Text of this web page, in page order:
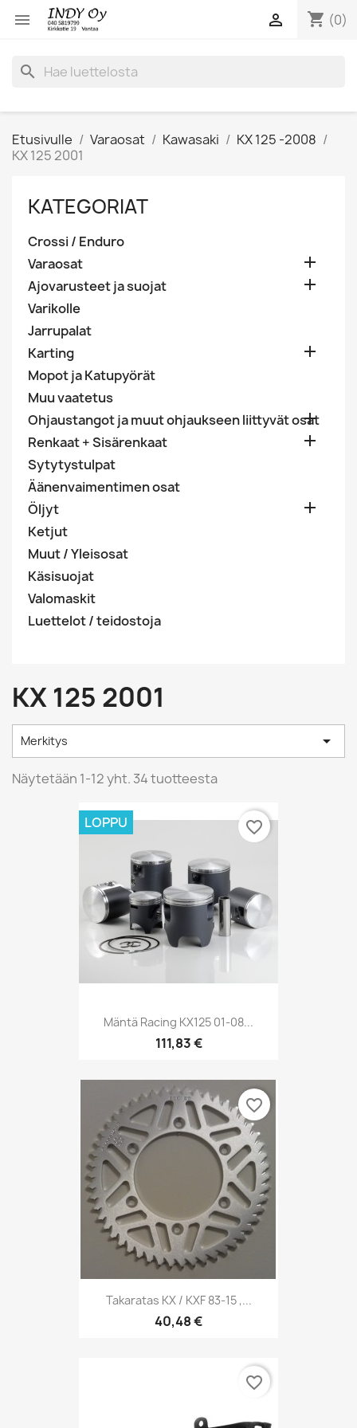
 shopping_cart (0)

search
Etusivulle Varaosat Kawasaki
KX 125 -2008
KX 125 2001
KATEGORIAT
Crossi / Enduro
Varaosat

Ajovarusteet ja suojat 
Varikolle
Jarrupalat
Karting

Mopot ja Katupyörät
Muu vaatetus
Ohjaustangot ja muut ohjaukseen liittyvät osat

Renkaat + Sisärenkaat 
Sytytystulpat
Äänenvaimentimen osat
Öljyt

Ketjut
Muut / Yleisosat
Käsisuojat
Valomaskit
Luettelot / teidostoja
KX 125 2001
Merkitys 
Näytetään 1-12 yht. 34 tuotteesta
Mäntä Racing KX125 01-08...
111,83 €
LOPPU favorite_border
Takaratas KX / KXF 83-15 ,...
40,48 €
favorite_border
favorite_border